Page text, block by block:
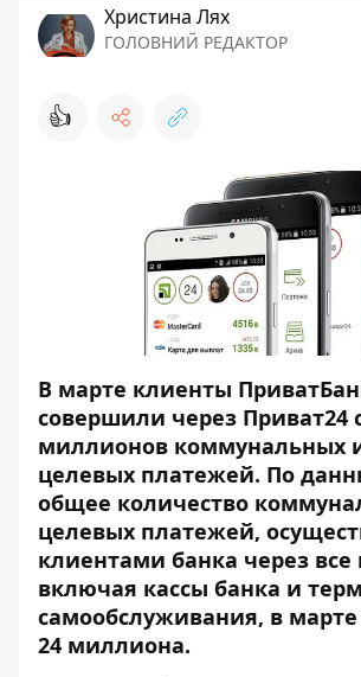
Христина Лях
ГОЛОВНИЙ РЕДАКТОР
👍
В марте клиенты
совершили через Приват24
миллионов коммунальных
целевых платежей. По
общее количество
целевых платежей,
клиентами банка через все
включая кассы банка и
самообслуживания, в
24 миллиона.